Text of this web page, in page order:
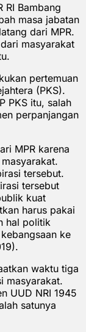
RI Bambang
masa jabatan
dari MPR.
masyarakat
pertemuan
(PKS).
PKS itu, salah
perpanjangan
MPR karena
tersebut.
tersebut
kuat
harus pakai
hal politik
ke
waktu tiga
masyarakat.
UUD NRI 1945
satunya